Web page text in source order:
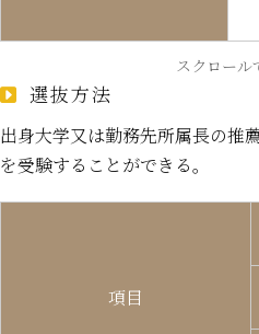
スクロール
選抜方法
出身大学又は勤務先所属長の推
を受験することができる。
項目